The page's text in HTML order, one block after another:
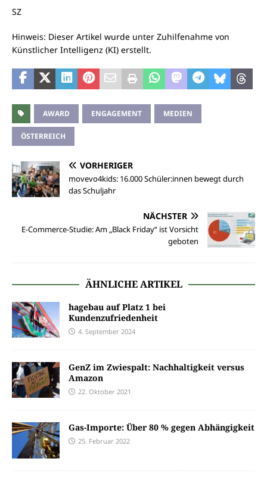
SZ
Hinweis: Dieser Artikel wurde unter Zuhilfenahme von
Künstlicher Intelligenz (KI) erstellt.
AWARD ENGAGEMENT MEDIEN
ÖSTERREICH
VORHERIGER
movevo4kids: 16.000 Schüler:innen bewegt durch
das Schuljahr
NÄCHSTER
E-Commerce-Studie: Am „Black Friday“ ist Vorsicht
geboten
ÄHNLICHE ARTIKEL
hagebau auf Platz 1 bei
Kundenzufriedenheit
4. September 2024
GenZ im Zwiespalt: Nachhaltigkeit versus
Amazon
22. Oktober 2021
Gas-Importe: Über 80 % gegen Abhängigkeit
25. Februar 2022